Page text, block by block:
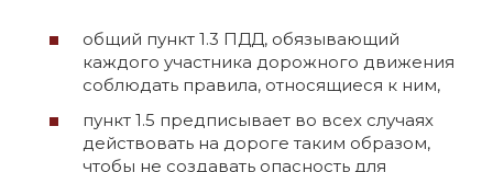
общий пункт 1.3 ПДД, обязывающий
каждого участника дорожного движения
соблюдать правила, относящиеся к ним,
пункт 1.5 предписывает во всех случаях
действовать на дороге таким образом,
чтобы не создавать опасность для